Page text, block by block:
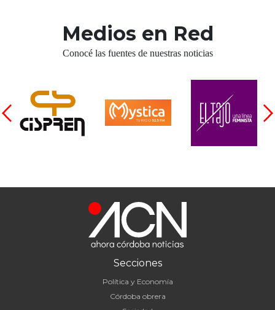
Medios en Red
Conocé las fuentes de nuestras noticias
Secciones
Política y Economía
Córdoba obrera